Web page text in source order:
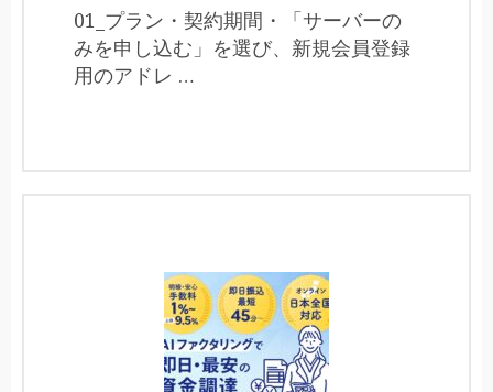
01_プラン・契約期間・「サーバーの
みを申し込む」を選び、新規会員登録
用のアドレ …